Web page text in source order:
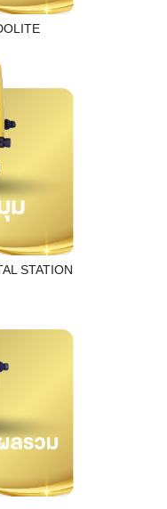
STATION